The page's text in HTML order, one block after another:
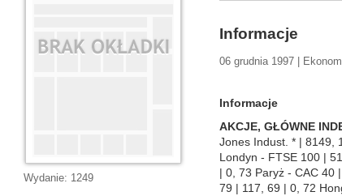
Informacje
06 grudnia 1997 |
Informacje
AKCJE, GŁÓWNE
Jones Indust. * | 8149,
Londyn - FTSE 100 |
| 0, 73 Paryż - CAC 40
79 | 117, 69 | 0, 72
Wydanie: 1249